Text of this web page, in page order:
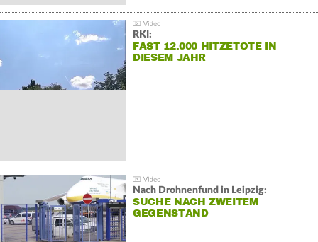
RKI:
FAST 12.000 HITZETOTE IN
DIESEM JAHR
Nach Drohnenfund in Leipzig:
SUCHE NACH ZWEITEM
GEGENSTAND